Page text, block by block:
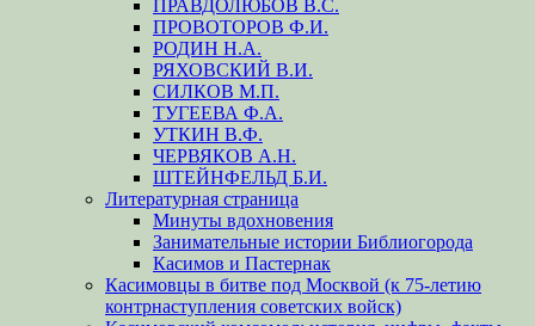
ПРАВДОЛЮБОВ В.С.
ПРОВОТОРОВ Ф.И.
РОДИН Н.А.
РЯХОВСКИЙ В.И.
СИЛКОВ М.П.
ТУГЕЕВА Ф.А.
УТКИН В.Ф.
ЧЕРВЯКОВ А.Н.
ШТЕЙНФЕЛЬД Б.И.
Литературная страница
Минуты вдохновения
Занимательные истории Библиогорода
Касимов и Пастернак
Касимовцы в битве под Москвой (к 75-летию
контрнаступления советских войск)